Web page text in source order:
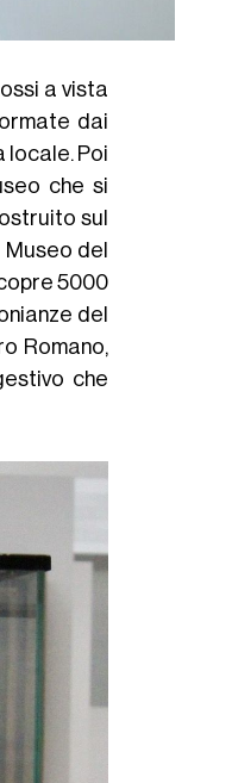
a vista
dai
locale. Poi
che si
sul
del
5000
del
Romano,
che